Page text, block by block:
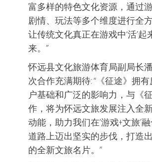
富多样的特色文化资源，通过游
剧情、玩法等多个维度进行全
让传统文化真正在游戏中‘活’起
来。”
怀远县文化旅游体育局副局长
次合作充满期待: “《征途》拥
户基础和广泛的影响力，与《
作，将为怀远文旅发展注入全
动能，助力我们在’游戏+文旅’
道路上迈出坚实的步伐，打造
的全新文旅名片。”